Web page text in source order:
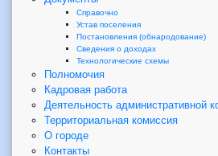
Справочно
Устав поселения
Постановления (обнародование)
Сведения о доходах
Технологические схемы
Полномочия
Кадровая работа
Деятельность административной
Территориальная комиссия
О городе
Контакты